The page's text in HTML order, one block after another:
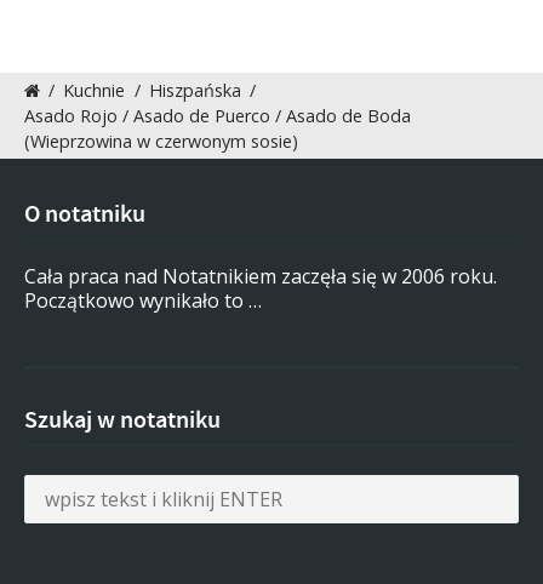
/ Kuchnie / Hiszpańska /
Asado Rojo / Asado de Puerco / Asado de Boda
(Wieprzowina w czerwonym sosie)
O notatniku
Cała praca nad Notatnikiem zaczęła się w 2006 roku.
Początkowo wynikało to …
Szukaj w notatniku